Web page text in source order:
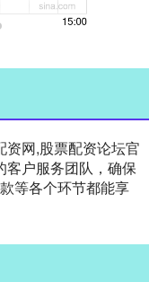
资网,股票配资论坛官
客户服务团队，确保
等各个环节都能享